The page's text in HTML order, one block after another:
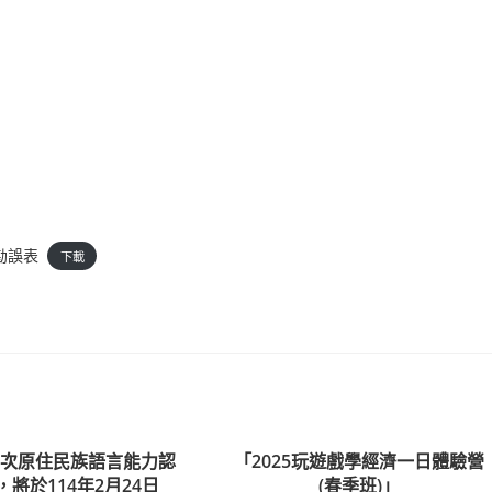
誤表 下載
原住民族語言能力認
將於114年2月24日
「2025玩遊戲學經濟一日體驗營
(春季班)」